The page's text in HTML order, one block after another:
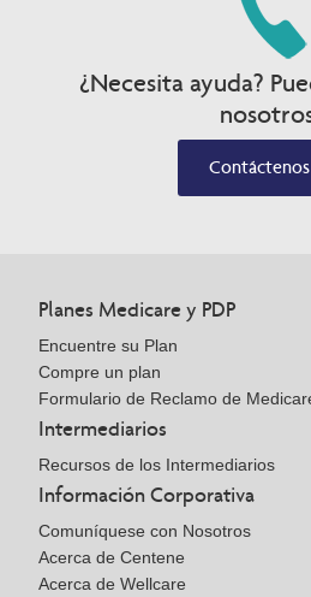
¿Necesita ayuda?
Contáctenos
Planes Medicare y PDP
Encuentre su Plan
Compre un plan
Formulario de Reclamo de
Intermediarios
Recursos de los Intermediarios
Información Corporativa
Comuníquese con Nosotros
Acerca de Centene
Acerca de Wellcare